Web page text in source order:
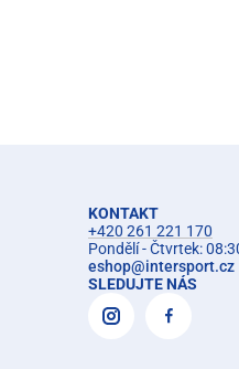
KONTAKT
+420 261 221 170
Pondělí - Čtvrtek:
eshop@intersport.cz
SLEDUJTE NÁS